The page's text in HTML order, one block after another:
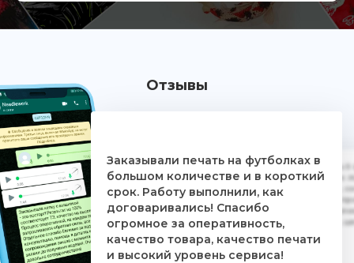
Отзывы
Заказывали печать на футболках в
большом количестве и в короткий
срок. Работу выполнили, как
договаривались! Спасибо
огромное за оперативность,
качество товара, качество печати
и высокий уровень сервиса!
Дочке на 18-летие решили заказать
ребятам. Времени было всего сутки.
взялись за работу, сделали макеты,
Огромное им спасибо. Дочка была
знают свое дело и отдаются ему
людьми. Качество печати